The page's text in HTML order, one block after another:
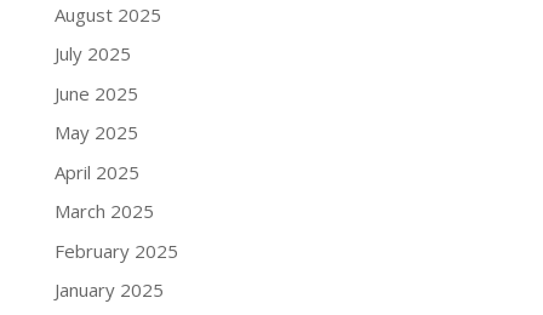
August 2025
July 2025
June 2025
May 2025
April 2025
March 2025
February 2025
January 2025